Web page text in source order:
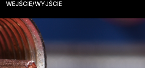
WEJŚCIE/WYJŚCIE